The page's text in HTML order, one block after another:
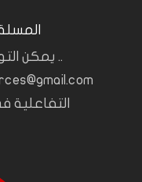
.. يمكن